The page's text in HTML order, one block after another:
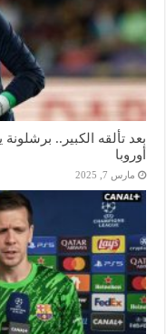
بعد تألقه الكبير..
أوروبا
مارس 7, 2025